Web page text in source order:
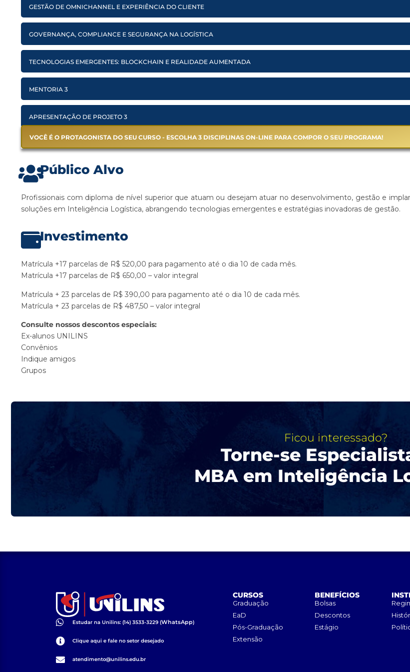
GESTÃO DE OMNICHANNEL E EXPERIÊNCIA DO CLIENTE
GOVERNANÇA, COMPLIANCE E SEGURANÇA NA LOGÍSTICA
TECNOLOGIAS EMERGENTES: BLOCKCHAIN E REALIDADE AUMENTADA
MENTORIA 3
APRESENTAÇÃO DE PROJETO 3
VOCÊ É O PROTAGONISTA DO SEU CURSO - ESCOLHA 3 DISCIPLINAS ON-LINE PARA COMPOR O SEU PROGRAMA!
Público Alvo
Profissionais com diploma de nível superior que atuam ou desejam atuar no desenvolvimento, gestão e
soluções em Inteligência Logística, abrangendo tecnologias emergentes e estratégias inovadoras de gestão.
Investimento
Matrícula +17 parcelas de R$ 520,00 para pagamento até o dia 10 de cada mês.
Matrícula +17 parcelas de R$ 650,00 – valor integral
Matrícula + 23 parcelas de R$ 390,00 para pagamento até o dia 10 de cada mês.
Matrícula + 23 parcelas de R$ 487,50 – valor integral
Consulte nossos descontos especiais:
Ex-alunos UNILINS
Convênios
Indique amigos
Grupos
Ficou interessado?
Torne-se
MBA em Inteligência
Estudar na Unilins: (14) 3533-3229 (WhatsApp)
Clique aqui e fale no setor desejado
atendimento@unilins.edu.br
CURSOS
Graduação
EaD
Pós-Graduação
Extensão
BENEFÍCIOS
Bolsas
Descontos
Estágio